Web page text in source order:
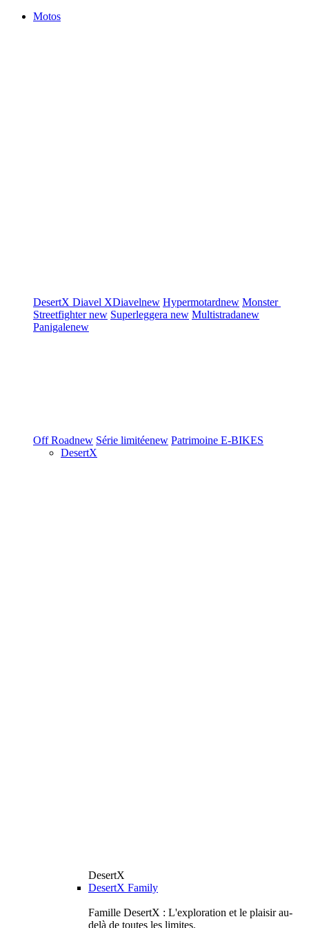
Motos
DesertX Diavel XDiavelnew Hypermotardnew Monster
Streetfighternew Superleggera new Multistradanew
Panigalenew
Off Roadnew Série limitéenew Patrimoine E-BIKES
DesertX
DesertX
DesertX Family
Famille DesertX : L'exploration et le plaisir au-
delà de toutes les limites.